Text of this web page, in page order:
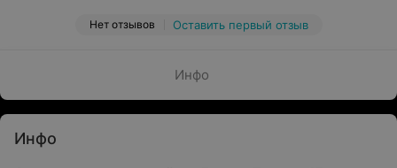
Нет отзывов Оставить первый отзыв
Инфо
Инфо